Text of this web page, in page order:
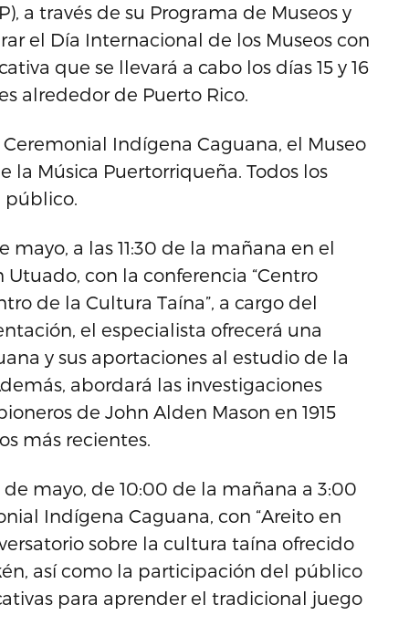
a través de su Programa de Museos y
el Día Internacional de los Museos con
que se llevará a cabo los días 15 y 16
alrededor de Puerto Rico.
Indígena Caguana, el Museo
la Música Puertorriqueña. Todos los
público.
mayo, a las 11:30 de la mañana en el
con la conferencia “Centro
de la Cultura Taína”, a cargo del
el especialista ofrecerá una
y sus aportaciones al estudio de la
abordará las investigaciones
de John Alden Mason en 1915
más recientes.
mayo, de 10:00 de la mañana a 3:00
Indígena Caguana, con “Areito en
sobre la cultura taína ofrecido
así como la participación del público
para aprender el tradicional juego